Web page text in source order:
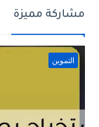
مشاركة مميزة
التموين